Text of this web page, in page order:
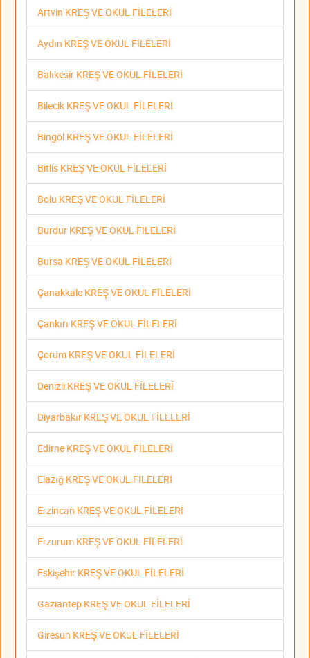
Artvin KREŞ VE OKUL FİLELERİ
Aydın KREŞ VE OKUL FİLELERİ
Balıkesir KREŞ VE OKUL FİLELERİ
Bilecik KREŞ VE OKUL FİLELERİ
Bingöl KREŞ VE OKUL FİLELERİ
Bitlis KREŞ VE OKUL FİLELERİ
Bolu KREŞ VE OKUL FİLELERİ
Burdur KREŞ VE OKUL FİLELERİ
Bursa KREŞ VE OKUL FİLELERİ
Çanakkale KREŞ VE OKUL FİLELERİ
Çankırı KREŞ VE OKUL FİLELERİ
Çorum KREŞ VE OKUL FİLELERİ
Denizli KREŞ VE OKUL FİLELERİ
Diyarbakır KREŞ VE OKUL FİLELERİ
Edirne KREŞ VE OKUL FİLELERİ
Elazığ KREŞ VE OKUL FİLELERİ
Erzincan KREŞ VE OKUL FİLELERİ
Erzurum KREŞ VE OKUL FİLELERİ
Eskişehir KREŞ VE OKUL FİLELERİ
Gaziantep KREŞ VE OKUL FİLELERİ
Giresun KREŞ VE OKUL FİLELERİ